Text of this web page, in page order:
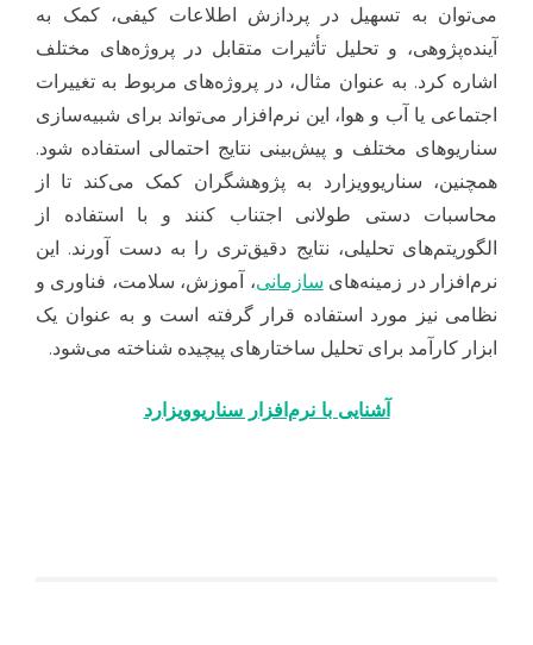
می‌توان به تسهیل در پردازش اطلاعات کیفی، کمک به
آینده‌پژوهی، و تحلیل تأثیرات متقابل در پروژه‌های مختلف
اشاره کرد. به عنوان مثال، در پروژه‌های مربوط به تغییرات
اجتماعی یا آب و هوا، این نرم‌افزار می‌تواند برای شبیه‌سازی
سناریوهای مختلف و پیش‌بینی نتایج احتمالی استفاده شود.
همچنین، سناریوویزارد به پژوهشگران کمک می‌کند تا از
محاسبات دستی طولانی اجتناب کنند و با استفاده از
الگوریتم‌های تحلیلی، نتایج دقیق‌تری را به دست آورند. این
نرم‌افزار در زمینه‌های سازمانی، آموزش، سلامت، فناوری و
نظامی نیز مورد استفاده قرار گرفته است و به عنوان یک
ابزار کارآمد برای تحلیل ساختارهای پیچیده شناخته می‌شود.
آشنایی با نرم‌افزار سناریوویزارد